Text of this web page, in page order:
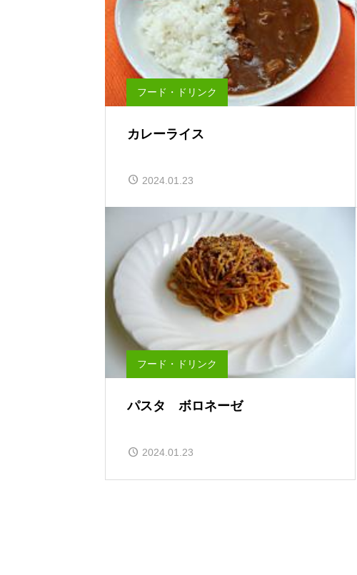
フード・ドリンク
カレーライス
2024.01.23
フード・ドリンク
パスタ ボロネーゼ
2024.01.23